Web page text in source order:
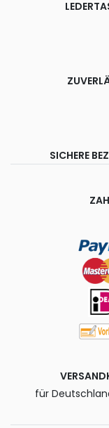
SICHERE
für